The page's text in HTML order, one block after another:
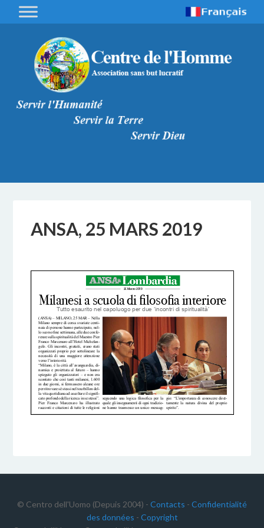
ANSA, 25 MARS 2019
© Centro dell'Uomo (Depuis 2004) - Contacts - Confidentialité
des données - Copyright